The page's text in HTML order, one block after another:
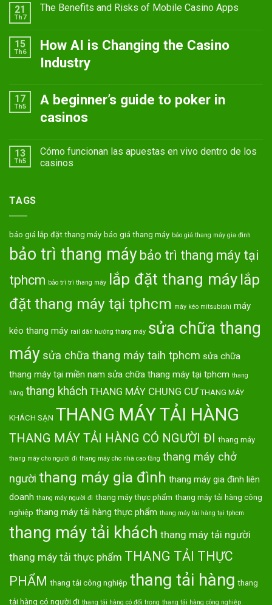
21
Th7
The Benefits and Risks of Mobile Casino Apps
15
Th6
How AI is Changing the Casino
Industry
17
Th5
A beginner’s guide to poker in
casinos
13
Th5
Cómo funcionan las apuestas en vivo dentro de los
casinos
TAGS
báo giá lắp đặt thang máy báo giá thang máy báo giá thang máy gia đình
bảo trì thang máy bảo trì thang máy tại
tphcm bảo trì trì thang máy lắp đặt thang máy lắp
đặt thang máy tại tphcm máy kéo mitsubishi máy
kéo thang máy rail dãn hướng thang máy sửa chữa thang
máy sửa chữa thang máy taih tphcm sửa chữa
thang máy tại miền nam sửa chữa thang máy tại tphcm thang
hàng thang khách THANG MÁY CHUNG CƯ THANG MÁY
KHÁCH SẠN THANG MÁY TẢI HÀNG
THANG MÁY TẢI HÀNG CÓ NGƯỜI ĐI thang máy
thang máy cho người đi thang máy cho nhà cao tầng thang máy chở
người thang máy gia đình thang máy gia đình liên
doanh thang máy người đi thang máy thực phẩm thang máy tải hàng công
nghiệp thang máy tải hàng thực phẩm thang máy tải hàng tại tphcm
thang máy tải khách thang máy tải người
thang máy tải thực phẩm THANG TẢI THỰC
PHẨM thang tải công nghiệp thang tải hàng thang
tải hàng có người đi thang tải hàng có đối trọng thang tải hàng công nghiệp